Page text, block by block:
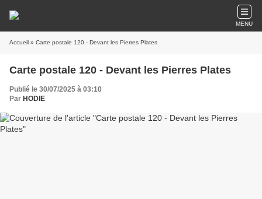
MENU
Accueil » Carte postale 120 - Devant les Pierres Plates
Carte postale 120 - Devant les Pierres Plates
Publié le 30/07/2025 à 03:10
Par HODIE